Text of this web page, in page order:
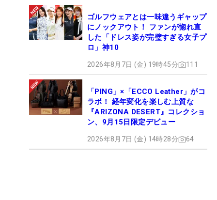
ゴルフウェアとは一味違うギャップ
にノックアウト！ ファンが惚れ直
した「ドレス姿が完璧すぎる女子プ
ロ」神10
2026年8月7日 (金) 19時45分 111
「PING」×「ECCO Leather」がコ
ラボ！ 経年変化を楽しむ上質な
『ARIZONA DESERT』コレクショ
ン、9月15日限定デビュー
2026年8月7日 (金) 14時28分 64